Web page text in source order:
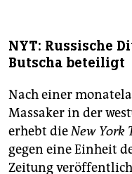
NYT: Russische
Butscha beteiligt
Nach einer
Massaker in der
erhebt dieNew York
gegen eine Einheit
Zeitung